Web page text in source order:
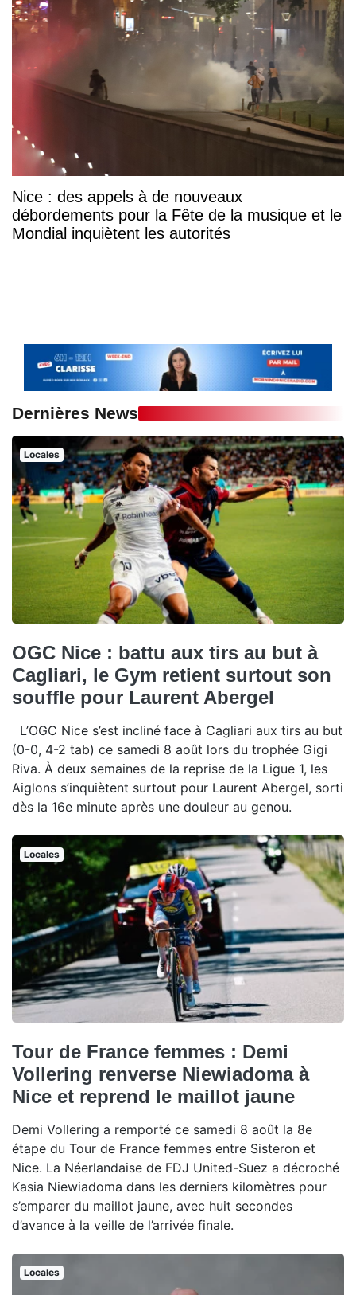
Nice : des appels à de nouveaux
débordements pour la Fête de la musique et le
Mondial inquiètent les autorités
Dernières News
Locales
OGC Nice : battu aux tirs au but à
Cagliari, le Gym retient surtout son
souffle pour Laurent Abergel
L’OGC Nice s’est incliné face à Cagliari aux tirs au but
(0-0, 4-2 tab) ce samedi 8 août lors du trophée Gigi
Riva. À deux semaines de la reprise de la Ligue 1, les
Aiglons s’inquiètent surtout pour Laurent Abergel, sorti
dès la 16e minute après une douleur au genou.
Locales
Tour de France femmes : Demi
Vollering renverse Niewiadoma à
Nice et reprend le maillot jaune
Demi Vollering a remporté ce samedi 8 août la 8e
étape du Tour de France femmes entre Sisteron et
Nice. La Néerlandaise de FDJ United-Suez a décroché
Kasia Niewiadoma dans les derniers kilomètres pour
s’emparer du maillot jaune, avec huit secondes
d’avance à la veille de l’arrivée finale.
Locales